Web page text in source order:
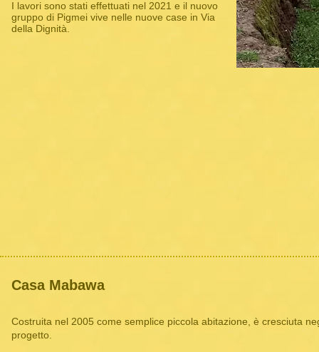
I lavori sono stati effettuati nel 2021 e il nuovo
gruppo di Pigmei vive nelle nuove case in Via
della Dignità.
Casa Mabawa
Costruita nel 2005 come semplice piccola abitazione, è cresciuta
progetto.